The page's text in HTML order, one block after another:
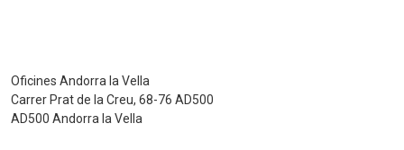
Oficines Andorra la Vella
Carrer Prat de la Creu, 68-76 AD500
AD500 Andorra la Vella